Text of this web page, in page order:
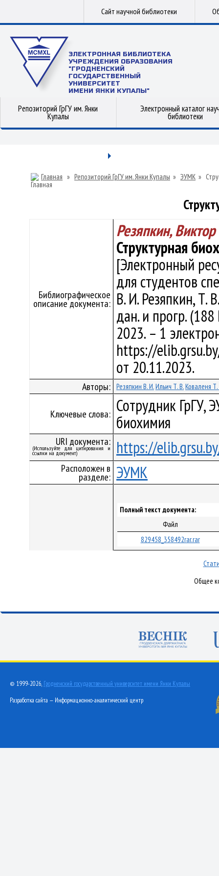
Сайт научной библиотеки
ЭЛЕКТРОННАЯ БИБЛИОТЕКА
УЧРЕЖДЕНИЯ ОБРАЗОВАНИЯ
"ГРОДНЕНСКИЙ
ГОСУДАРСТВЕННЫЙ
УНИВЕРСИТЕТ
ИМЕНИ ЯНКИ КУПАЛЫ"
Репозиторий ГрГУ им. Янки
Купалы
Электронный каталог
библиотеки
Главная » Репозиторий ГрГУ им. Янки Купалы » ЭУМК »
Библиографическое
описание документа:
Резяпкин,
Структурная
[Электронный
для студентов
В. И. Резяпкин, Т.
дан. и прогр.
2023. – 1
https://
от 20.11.2023.
Авторы: Резяпкин В. И.Ильич Т. В.Коваленя Т.
Ключевые слова: Сотрудник ГрГУ,
биохимия
URI документа:
(Используйте для цитирования и
ссылки на документ) https://
Расположен в
разделе: ЭУМК
Полный текст документа:
Файл
829458_358492rar.rar
Общее
© 1999-2026, Гродненский государственный университет имени Янки Купалы
Разработка сайта — Информационно-аналитический центр